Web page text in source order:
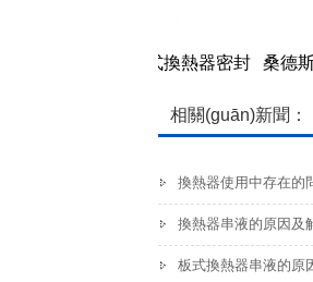
桑德斯-SF123型板式換熱器密封 桑德
墊
相關(guān)新聞：
換熱器使用中存在的
換熱器串液的原因及
板式換熱器串液的原